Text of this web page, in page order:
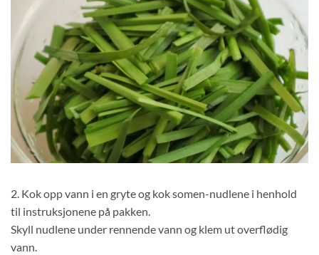
2. Kok opp vann i en gryte og kok somen-nudlene i henhold
til instruksjonene på pakken.
Skyll nudlene under rennende vann og klem ut overflødig
vann.